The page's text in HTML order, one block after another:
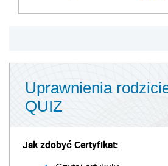
Uprawnienia
QUIZ
Jak zdobyć Certyfikat: